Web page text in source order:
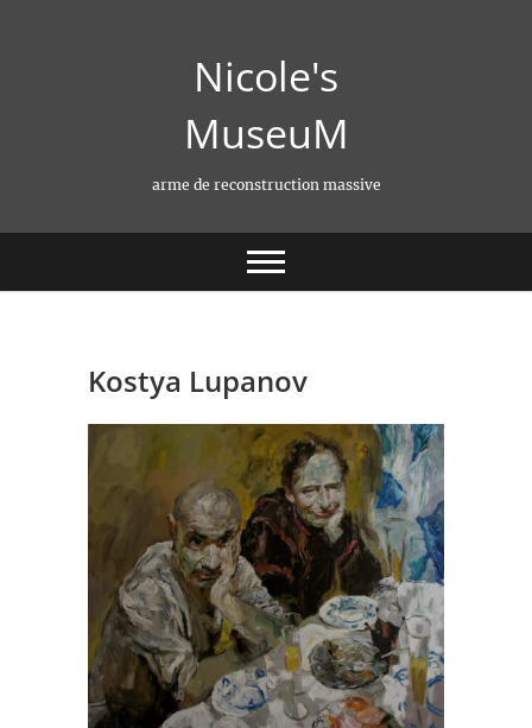
Nicole's
MuseuM
arme de reconstruction massive
Kostya Lupanov